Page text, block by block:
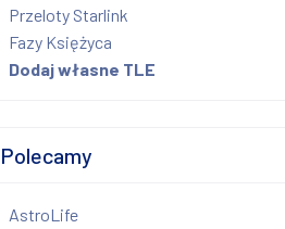
Przeloty Starlink
Fazy Księżyca
Dodaj własne TLE
Polecamy
AstroLife